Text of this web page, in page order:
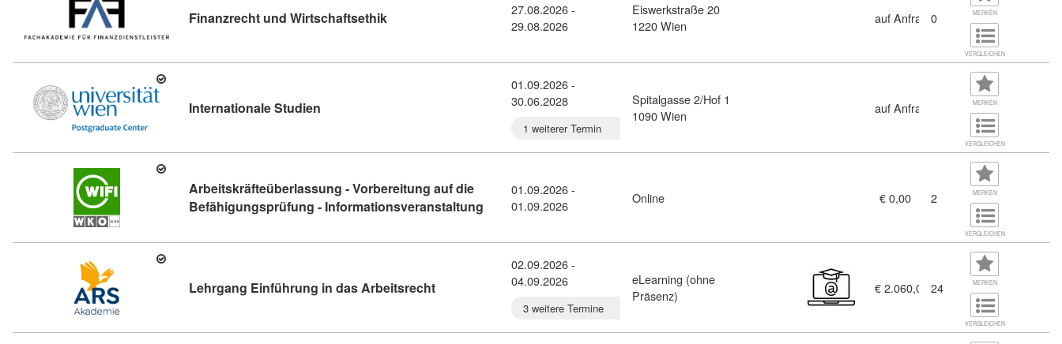
Finanzrecht und WirtschaftsethikKursdetail: Finanzrecht und Wirtschaftsethik (10515973)
27.08.2026 -
29.08.2026
Eiswerkstraße 20
1220 Wien
auf Anfrage0 MERKEN
VERGLEICHEN
Internationale Studien Kursdetail: Internationale Studien (2434179)
01.09.2026 -
30.06.2028
1 weiterer Termin
Spitalgasse 2/Hof 1
1090 Wien
auf Anfrage MERKEN
VERGLEICHEN
Arbeitskräfteüberlassung - Vorbereitung auf die
Befähigungsprüfung - Informationsveranstaltung Kursdetail: Arbeitskräfteüberlassung - Vorbereitung auf die Befähigungsprüfung -
01.09.2026 -
01.09.2026
Online € 0,00 2 MERKEN
VERGLEICHEN
Lehrgang Einführung in das ArbeitsrechtKursdetail: Lehrgang Einführung in das Arbeitsrecht (644866)
02.09.2026 -
04.09.2026
3 weitere Termine
eLearning (ohne
Präsenz)
€ 2.060,00 24 MERKEN
VERGLEICHEN